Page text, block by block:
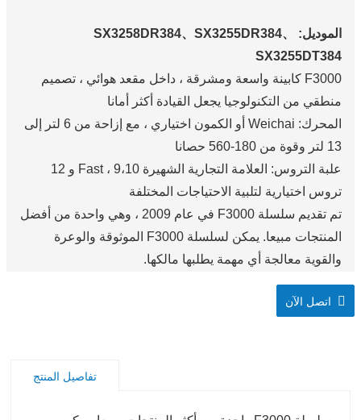
الموديل: SX3258DR384、SX3255DR384、
SX3255DT384
F3000 كابينة واسعة ومشرقة ، داخل مقعد هوائي ، تصميم
منطقي من التكنولوجيا يجعل القيادة أكثر أمانا
المحرك: Weichai أو الكمون اختياري ، مع إزاحة من 6 لتر إلى
13 لتر وقوة من 180-560 حصانا
علبة التروس: العلامة التجارية الشهيرة Fast ، 9،10 و 12
تروس اختيارية لتلبية الاحتياجات المختلفة
تم تقديم سلسلة F3000 في عام 2009 ، وهي واحدة من أفضل
المنتجات مبيعا. يمكن لسلسلة F3000 الموثوقة والوعرة
والقوية معالجة أي مهمة يطلبها مالكها.
اتصل الآن
تفاصيل المنتج